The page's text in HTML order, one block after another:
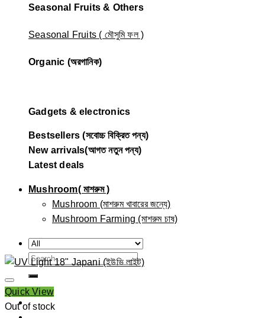
Seasonal Fruits & Others
Seasonal Fruits ( মৌসুমি ফল )
Organic (অরগানিক)
Gadgets & electronics
Bestsellers (সবোচ্চ বিক্রিত পন্য)
New arrivals(আগত নতুন পন্য)
Latest deals
Mushroom( মাশরুম )
Mushroom (মাশরুম খাবারের জন্যে)
Mushroom Farming (মাশরুম চাষ)
Search
for:
Quick View
Out of stock